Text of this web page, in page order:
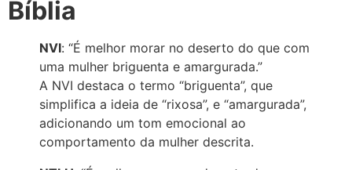
Bíblia
NVI: “É melhor morar no deserto do que com
uma mulher briguenta e amargurada.”
A NVI destaca o termo “briguenta”, que
simplifica a ideia de “rixosa”, e “amargurada”,
adicionando um tom emocional ao
comportamento da mulher descrita.